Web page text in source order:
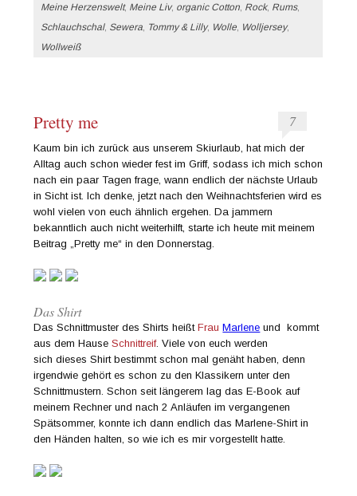
Meine Herzenswelt, Meine Liv, organic Cotton Rock, Rums,
Schlauchschal, Sewera Tommy & Lilly, Wolle Wolljersey,
Wollweiß
Pretty me 7
Kaum bin ich zurück aus unserem Skiurlaub, hat mich der
Alltag auch schon wieder fest im Griff, sodass ich mich schon
nach ein paar Tagen frage, wann endlich der nächste Urlaub
in Sicht ist. Ich denke, jetzt nach den Weihnachtsferien wird es
wohl vielen von euch ähnlich ergehen. Da jammern
bekanntlich auch nicht weiterhilft, starte ich heute mit meinem
Beitrag „Pretty me“ in den Donnerstag.
Das Shirt
Das Schnittmuster des Shirts heißtFrauMarlene und kommt
aus dem HauseSchnittreif. Viele von euch werden
sich dieses Shirt bestimmt schon mal genäht haben, denn
irgendwie gehört es schon zu den Klassikern unter den
Schnittmustern. Schon seit längerem lag das E-Book auf
meinem Rechner und nach 2 Anläufen im vergangenen
Spätsommer, konnte ich dann endlich das Marlene-Shirt in
den Händen halten, so wie ich es mir vorgestellt hatte.